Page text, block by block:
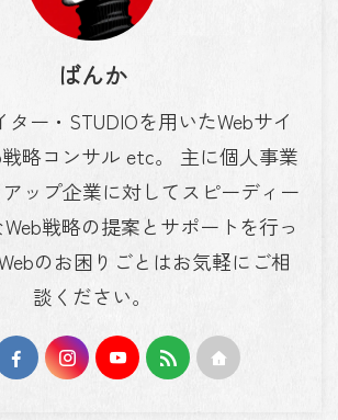
ばんか
ター・STUDIOを用いたWebサイ
戦略コンサル etc。 主に個人事業
ップ企業に対してスピーディー
戦略の提案とサポートを行っ
のお困りごとはお気軽にご相
談ください。